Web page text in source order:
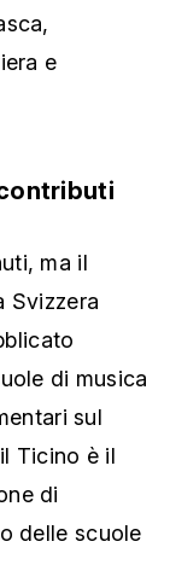
e
ma il
Svizzera
di musica
sul
Ticino è il
di
delle scuole